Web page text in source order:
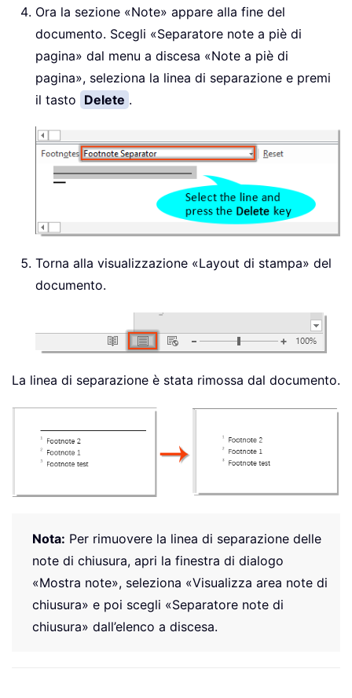
Ora la sezione «Note» appare alla fine del
documento. Scegli «Separatore note a piè di
pagina» dal menu a discesa «Note a piè di
pagina», seleziona la linea di separazione e premi
il tasto Delete .
Torna alla visualizzazione «Layout di stampa» del
documento.
La linea di separazione è stata rimossa dal documento.
Nota: Per rimuovere la linea di separazione delle
note di chiusura, apri la finestra di dialogo
«Mostra note», seleziona «Visualizza area note di
chiusura» e poi scegli «Separatore note di
chiusura» dall’elenco a discesa.